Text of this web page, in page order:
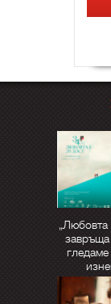
„Любовта